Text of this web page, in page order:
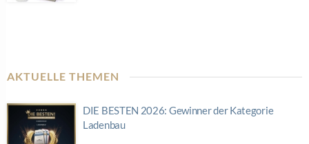
AKTUELLE THEMEN
DIE BESTEN 2026: Gewinner der Kategorie
Ladenbau